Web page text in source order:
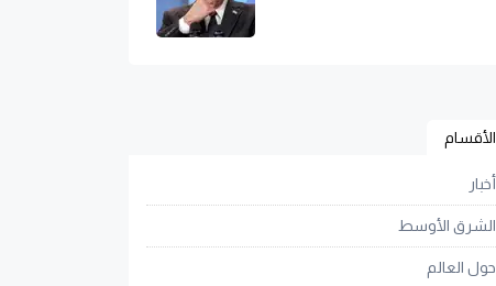
الأقسام
أخبار
الشرق الأوسط
حول العالم